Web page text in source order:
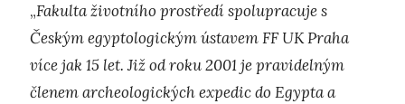
„Fakulta životního prostředí spolupracuje s
Českým egyptologickým ústavem FF UK Praha
více jak 15 let. Již od roku 2001 je pravidelným
členem archeologických expedic do Egypta a